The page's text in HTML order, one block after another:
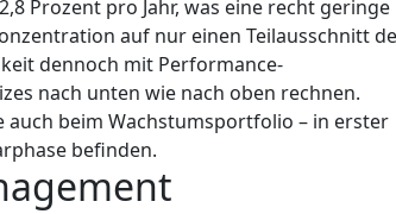
Prozent pro Jahr, was eine recht geringe
auf nur einen Teilausschnitt
dennoch mit Performance-
nach unten wie nach oben rechnen.
beim Wachstumsportfolio – in erster
befinden.